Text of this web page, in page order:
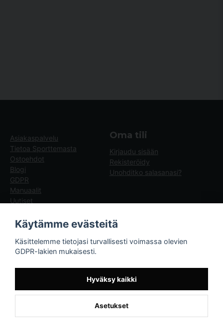
Asiakaspalvelu
Tietoa Sporttemasta
Ostoehdot
Blogi
GDPR
Manuaalit
Uutiset
Oma tili
Kirjaudu sisään
Rekisteröidy
Unohditko salasanasi?
Sporttema
Drottninggatan 47
Käytämme evästeitä
Käsittelemme tietojasi turvallisesti voimassa olevien
GDPR-lakien mukaisesti.
Hyväksy kaikki
Asetukset